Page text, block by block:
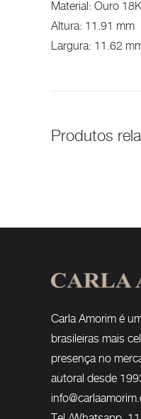
Material: Ouro 18K
Altura: 11.91 mm
Largura: 11.62
Produtos
Carla Amorim é
brasileiras mais
presença no
autoral desde